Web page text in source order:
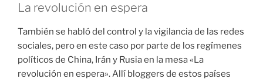
La revolución en espera
También se habló del control y la vigilancia de las redes
sociales, pero en este caso por parte de los regímenes
políticos de China, Irán y Rusia en la mesa «La
revolución en espera». Allí bloggers de estos países